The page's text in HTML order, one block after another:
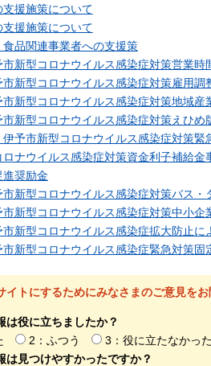
援施策について
援施策について
食品関連事業者への支援策
市新型コロナウイルス感染症対策営業時
市新型コロナウイルス感染症対策雇用
市新型コロナウイルス感染症対策地域
市新型コロナウイルス感染症対策えひめ
伊予市新型コロナウイルス感染症対策
ナウイルス感染症対策資金利子補給金
奨励金
市新型コロナウイルス感染症対策バス
市新型コロナウイルス感染症対策中小企
市新型コロナウイルス感染症拡大防止
市新型コロナウイルス感染症緊急対策
イトにするためにみなさまのご意見を
は役に立ちましたか？
2：ふつう
3：役に立たなかった
は見つけやすかったですか？